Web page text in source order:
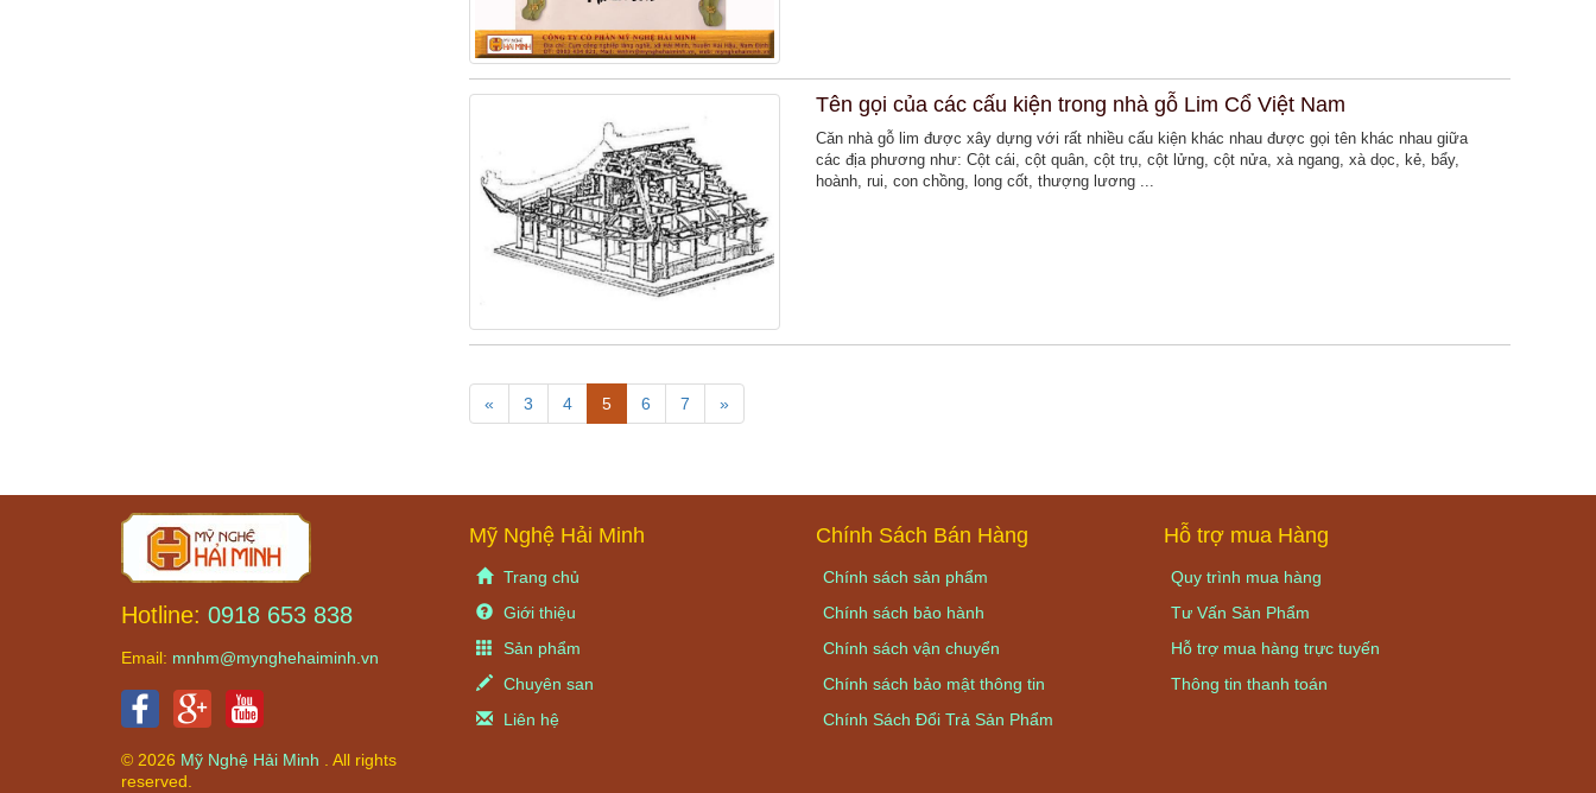
Tên gọi của các cấu kiện trong nhà gỗ Lim Cổ Việt Nam
Căn nhà gỗ lim được xây dựng với rất nhiều cấu kiện khác nhau được gọi tên khác nhau giữa
các địa phương như: Cột cái, cột quân, cột trụ, cột lửng, cột nửa, xà ngang, xà dọc, kẻ, bẩy,
hoành, rui, con chồng, long cốt, thượng lương ...
« 3 4 5 6 7 »
Hotline: 0918 653 838
Email: mnhm@mynghehaiminh.vn
© 2026 Mỹ Nghệ Hải Minh . All rights
reserved.
Mỹ Nghệ Hải Minh
Trang chủ
Giới thiệu
Sản phẩm
Chuyên san
Liên hệ
Chính Sách Bán Hàng
Chính sách sản phẩm
Chính sách bảo hành
Chính sách vận chuyển
Chính sách bảo mật thông tin
Chính Sách Đổi Trả Sản Phẩm
Hỗ trợ mua Hàng
Quy trình mua hàng
Tư Vấn Sản Phẩm
Hỗ trợ mua hàng trực tuyến
Thông tin thanh toán